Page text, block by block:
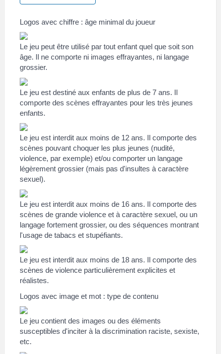
Logos avec chiffre : âge minimal du joueur
Le jeu peut être utilisé par tout enfant quel que soit son
âge. Il ne comporte ni images effrayantes, ni langage
grossier.
Le jeu est destiné aux enfants de plus de 7 ans. Il
comporte des scènes effrayantes pour les très jeunes
enfants.
Le jeu est interdit aux moins de 12 ans. Il comporte des
scènes pouvant choquer les plus jeunes (nudité,
violence, par exemple) et/ou comporter un langage
légèrement grossier (mais pas d'insultes à caractère
sexuel).
Le jeu est interdit aux moins de 16 ans. Il comporte des
scènes de grande violence et à caractère sexuel, ou un
langage fortement grossier, ou des séquences montrant
l'usage de tabacs et stupéfiants.
Le jeu est interdit aux moins de 18 ans. Il comporte des
scènes de violence particulièrement explicites et
réalistes.
Logos avec image et mot : type de contenu
Le jeu contient des images ou des éléments
susceptibles d'inciter à la discrimination raciste, sexiste,
etc.